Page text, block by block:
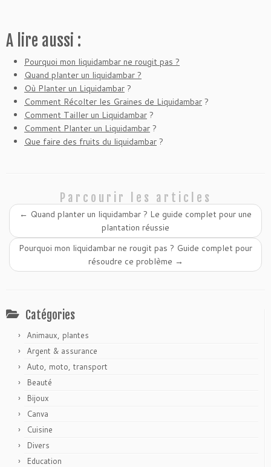
A lire aussi :
Pourquoi mon liquidambar ne rougit pas ?
Quand planter un liquidambar ?
Où Planter un Liquidambar ?
Comment Récolter les Graines de Liquidambar ?
Comment Tailler un Liquidambar ?
Comment Planter un Liquidambar ?
Que faire des fruits du liquidambar ?
Parcourir les articles
← Quand planter un liquidambar ? Le guide complet pour une
plantation réussie
Pourquoi mon liquidambar ne rougit pas ? Guide complet pour
résoudre ce problème →
Catégories
Animaux, plantes
Argent & assurance
Auto, moto, transport
Beauté
Bijoux
Canva
Cuisine
Divers
Education